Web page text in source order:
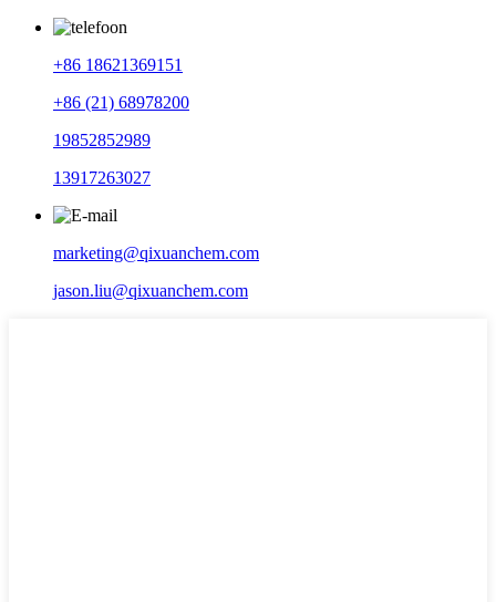
+86 18621369151
+86 (21) 68978200
19852852989
13917263027
marketing@qixuanchem.com
jason.liu@qixuanchem.com